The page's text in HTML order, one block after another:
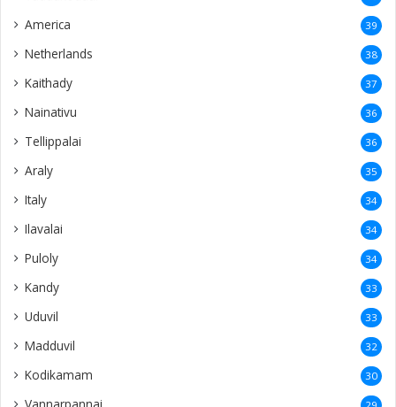
America 39
Netherlands 38
Kaithady 37
Nainativu 36
Tellippalai 36
Araly 35
Italy 34
Ilavalai 34
Puloly 34
Kandy 33
Uduvil 33
Madduvil 32
Kodikamam 30